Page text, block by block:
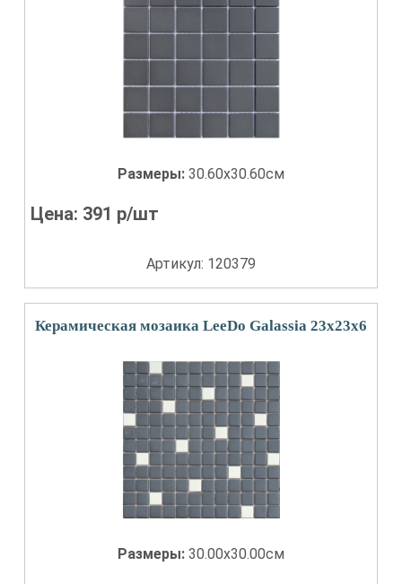
Размеры: 30.60x30.60см
Цена: 391 р/шт
Артикул: 120379
Керамическая мозаика LeeDo Galassia 23x23x6
Размеры: 30.00x30.00см